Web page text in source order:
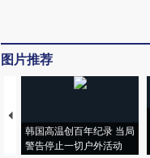
图片推荐
韩国高温创百年纪录 当局
警告停止一切户外活动